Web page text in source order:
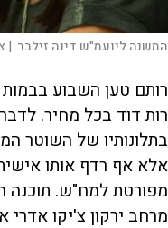
המשנה ליועמ"ש דינה זילבר. |
רותם טען השבוע
רות דוד בכל מחיר.
בתלונותיו של השוטר
מפורטת למח"ש. תוכנה
מרחב ירקון צ'יקו